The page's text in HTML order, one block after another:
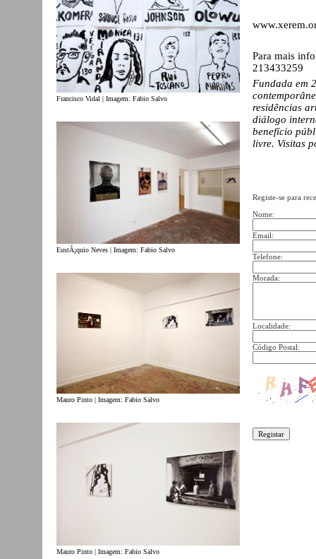
Francisco Vidal | Imagem: Fabio Salvo
EustÃ¡quio Neves | Imagem: Fabio Salvo
Mauro Pinto | Imagem: Fabio Salvo
Mauro Pinto | Imagem: Fabio Salvo
Para mais
213433259
Fundada em
residências
diálogo
benefício
livre. Visitas
Registe-se para
Nome:
Email:
Telefone:
Morada:
Localidade:
Código Postal: